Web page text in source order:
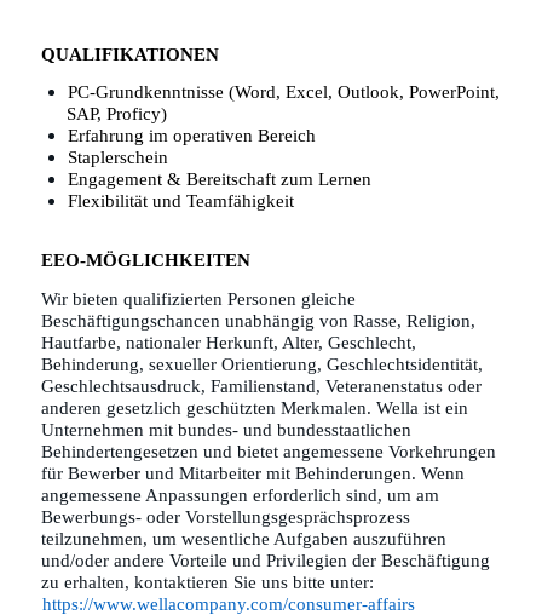
QUALIFIKATIONEN
PC-Grundkenntnisse (Word, Excel, Outlook, PowerPoint,
SAP, Proficy)
Erfahrung im operativen Bereich
Staplerschein
Engagement & Bereitschaft zum Lernen
Flexibilität und Teamfähigkeit
EEO-MÖGLICHKEITEN
Wir bieten qualifizierten Personen gleiche
Beschäftigungschancen unabhängig von Rasse, Religion,
Hautfarbe, nationaler Herkunft, Alter, Geschlecht,
Behinderung, sexueller Orientierung, Geschlechtsidentität,
Geschlechtsausdruck, Familienstand, Veteranenstatus oder
anderen gesetzlich geschützten Merkmalen. Wella ist ein
Unternehmen mit bundes- und bundesstaatlichen
Behindertengesetzen und bietet angemessene Vorkehrungen
für Bewerber und Mitarbeiter mit Behinderungen. Wenn
angemessene Anpassungen erforderlich sind, um am
Bewerbungs- oder Vorstellungsgesprächsprozess
teilzunehmen, um wesentliche Aufgaben auszuführen
und/oder andere Vorteile und Privilegien der Beschäftigung
zu erhalten, kontaktieren Sie uns bitte unter:
https://www.wellacompany.com/consumer-affairs